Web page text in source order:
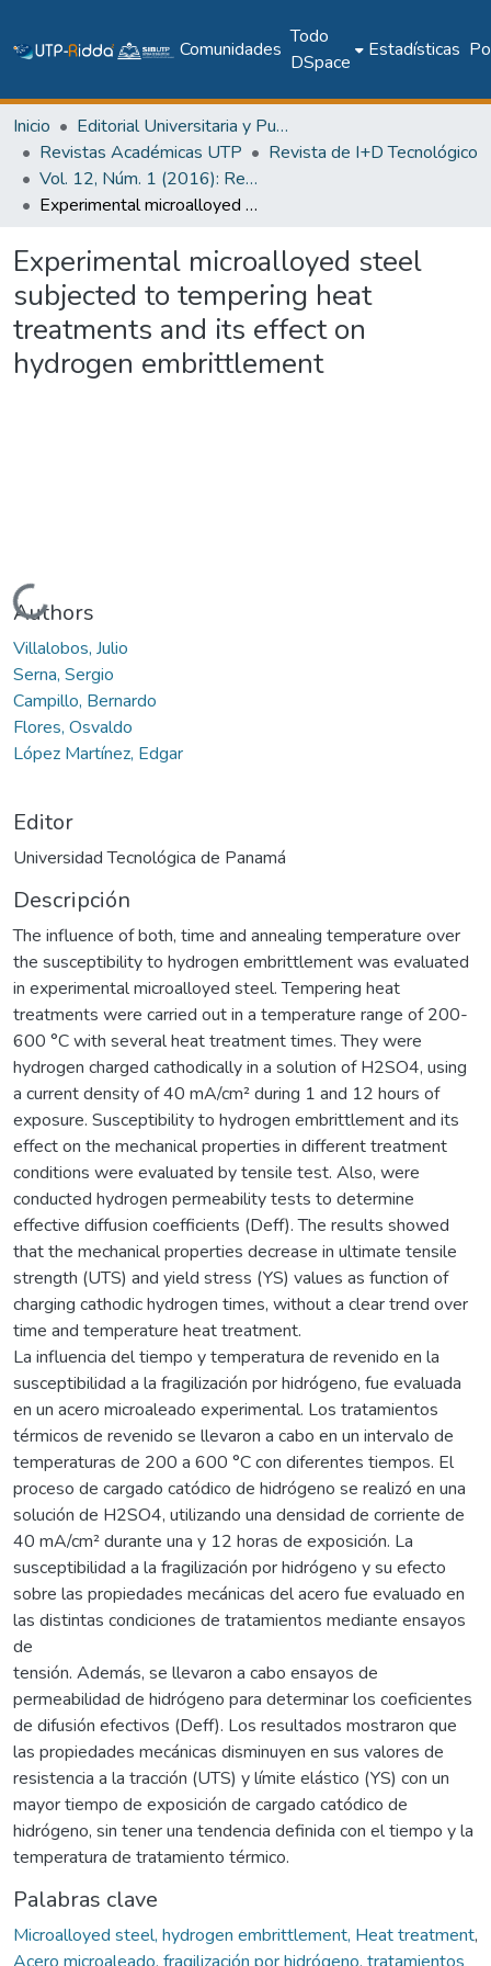
Comunidades
Todo
DSpace
Estadísticas
Inicio
Editorial Universitaria y Publicaciones Seriadas
Revistas Académicas UTP
Revista de I+D Tecnológico
Vol. 12, Núm. 1 (2016): Revista I+D Tecnológico
Experimental microalloyed steel subjected to tempering heat treatments and its effect on hydrogen embrittlement
Experimental microalloyed steel
subjected to tempering heat
treatments and its effect on
hydrogen embrittlement
Cargando...
Authors
Villalobos, Julio
Serna, Sergio
Campillo, Bernardo
Flores, Osvaldo
López Martínez, Edgar
Editor
Universidad Tecnológica de Panamá
Descripción
The influence of both, time and annealing temperature over
the susceptibility to hydrogen embrittlement was evaluated
in experimental microalloyed steel. Tempering heat
treatments were carried out in a temperature range of 200-
600 °C with several heat treatment times. They were
hydrogen charged cathodically in a solution of H2SO4, using
a current density of 40 mA/cm² during 1 and 12 hours of
exposure. Susceptibility to hydrogen embrittlement and its
effect on the mechanical properties in different treatment
conditions were evaluated by tensile test. Also, were
conducted hydrogen permeability tests to determine
effective diffusion coefficients (Deff). The results showed
that the mechanical properties decrease in ultimate tensile
strength (UTS) and yield stress (YS) values as function of
charging cathodic hydrogen times, without a clear trend over
time and temperature heat treatment.
La influencia del tiempo y temperatura de revenido en la
susceptibilidad a la fragilización por hidrógeno, fue evaluada
en un acero microaleado experimental. Los tratamientos
térmicos de revenido se llevaron a cabo en un intervalo de
temperaturas de 200 a 600 °C con diferentes tiempos. El
proceso de cargado catódico de hidrógeno se realizó en una
solución de H2SO4, utilizando una densidad de corriente de
40 mA/cm² durante una y 12 horas de exposición. La
susceptibilidad a la fragilización por hidrógeno y su efecto
sobre las propiedades mecánicas del acero fue evaluado en
las distintas condiciones de tratamientos mediante ensayos
de
tensión. Además, se llevaron a cabo ensayos de
permeabilidad de hidrógeno para determinar los coeficientes
de difusión efectivos (Deff). Los resultados mostraron que
las propiedades mecánicas disminuyen en sus valores de
resistencia a la tracción (UTS) y límite elástico (YS) con un
mayor tiempo de exposición de cargado catódico de
hidrógeno, sin tener una tendencia definida con el tiempo y la
temperatura de tratamiento térmico.
Palabras clave
Microalloyed steel, hydrogen embrittlement, Heat treatment,